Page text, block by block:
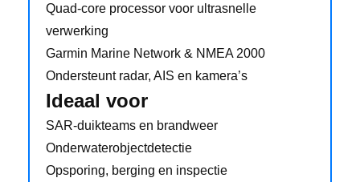
Quad-core processor voor ultrasnelle
verwerking
Garmin Marine Network & NMEA 2000
Ondersteunt radar, AIS en kamera’s
Ideaal voor
SAR-duikteams en brandweer
Onderwaterobjectdetectie
Opsporing, berging en inspectie